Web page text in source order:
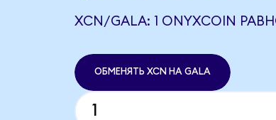
XCN/GALA: 1 ONYXCOIN
ОБМЕНЯТЬ XCN НА GALA